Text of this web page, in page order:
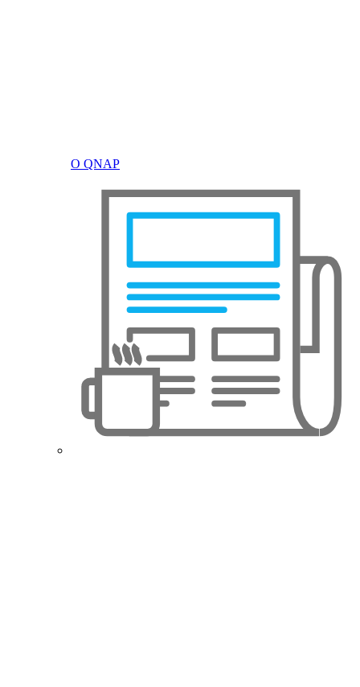
О QNAP